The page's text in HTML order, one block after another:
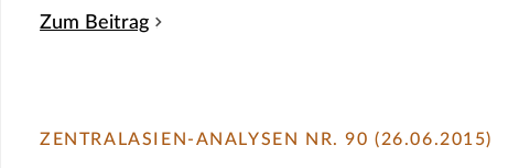
Zum Beitrag
ZENTRALASIEN-ANALYSEN NR. 90 (26.06.2015)